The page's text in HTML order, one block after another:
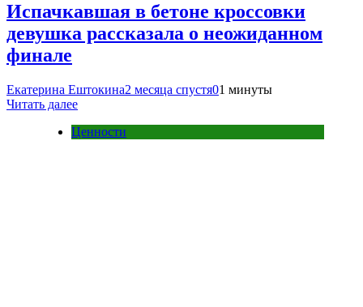
Испачкавшая в бетоне кроссовки
девушка рассказала о неожиданном
финале
Екатерина Ештокина2 месяца спустя01 минуты
Читать далее
Ценности